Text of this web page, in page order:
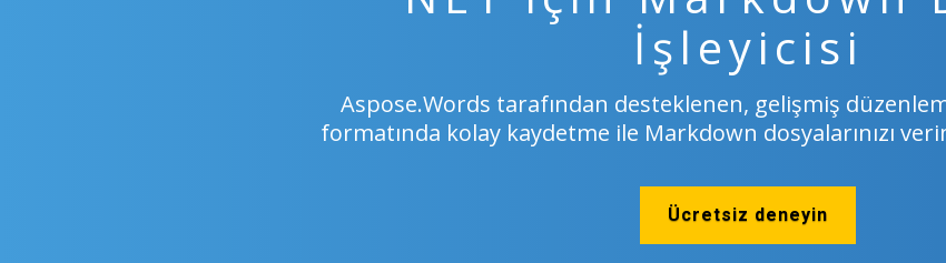
İşleyicisi
Aspose.Words tarafından desteklenen, gelişmiş
formatında kolay kaydetme ile Markdown dosyalarınızı
Ücretsiz deneyin